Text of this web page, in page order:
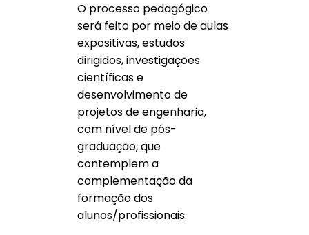
O processo pedagógico
será feito por meio de aulas
expositivas, estudos
dirigidos, investigações
científicas e
desenvolvimento de
projetos de engenharia,
com nível de pós-
graduação, que
contemplem a
complementação da
formação dos
alunos/profissionais.